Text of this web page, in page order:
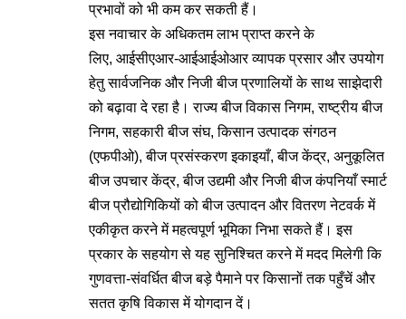
प्रभावों को भी कम कर सकती हैं।
इस नवाचार के अधिकतम लाभ प्राप्त करने के
लिए, आईसीएआर-आईआईओआर व्यापक प्रसार और उपयोग
हेतु सार्वजनिक और निजी बीज प्रणालियों के साथ साझेदारी
को बढ़ावा दे रहा है। राज्य बीज विकास निगम, राष्ट्रीय बीज
निगम, सहकारी बीज संघ, किसान उत्पादक संगठन
(एफपीओ), बीज प्रसंस्करण इकाइयाँ, बीज केंद्र, अनुकूलित
बीज उपचार केंद्र, बीज उद्यमी और निजी बीज कंपनियाँ स्मार्ट
बीज प्रौद्योगिकियों को बीज उत्पादन और वितरण नेटवर्क में
एकीकृत करने में महत्वपूर्ण भूमिका निभा सकते हैं। इस
प्रकार के सहयोग से यह सुनिश्चित करने में मदद मिलेगी कि
गुणवत्ता-संवर्धित बीज बड़े पैमाने पर किसानों तक पहुँचें और
सतत कृषि विकास में योगदान दें।